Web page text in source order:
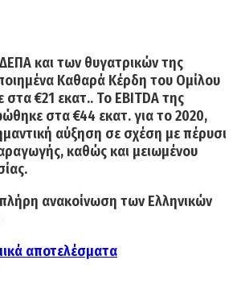
και των θυγατρικών της
Καθαρά Κέρδη του Ομίλου
στα €21 εκατ.. ­Το EBITDA της
στα €44 εκατ. για το 2020,
αύξηση σε σχέση με πέρυσι
καθώς και μειωμένου
ανακοίνωση των Ελληνικών
αποτελέσματα